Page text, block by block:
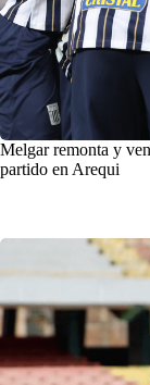
Melgar remonta y
partido en Arequi